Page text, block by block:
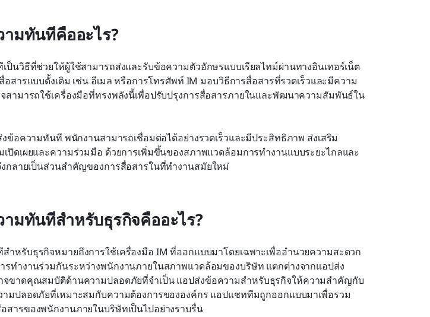
ามทันทีคืออะไร?
ป็นวิธีที่ช่วยให้ผู้ใช้สามารถส่งและรับข้อความตัวอักษรแบบเรียลไทม์ผ่านทางอินเทอร์เน็ต
อสารแบบดั้งเดิม เช่น อีเมล หรือการโทรศัพท์ IM มอบวิธีการสื่อสารที่รวดเร็วและมีความ
สามารถใช้เครื่องมือที่ทรงพลังนี้เพื่อปรับปรุงการสื่อสารภายในและพัฒนาความสัมพันธ์ใน
งข้อความทันที พนักงานสามารถเชื่อมต่อได้อย่างรวดเร็วและมีประสิทธิภาพ ส่งเสริม
ปิดเผยและความร่วมมือ ด้วยการเพิ่มขึ้นของสภาพแวดล้อมการทำงานแบบระยะไกลและ
กลายเป็นส่วนสำคัญของการสื่อสารในที่ทำงานสมัยใหม่
ามทันทีสำหรับธุรกิจคืออะไร?
ำหรับธุรกิจหมายถึงการใช้เครื่องมือ IM ที่ออกแบบมาโดยเฉพาะเพื่ออำนวยความสะดวก
รทำงานร่วมกันระหว่างพนักงานภายในสภาพแวดล้อมของบริษัท แตกต่างจากแอปส่ง
ขาดคุณสมบัติด้านความปลอดภัยที่จำเป็น แอปส่งข้อความสำหรับธุรกิจให้ความสำคัญกับ
มปลอดภัยที่เหมาะสมกับความต้องการขององค์กร แอปแชททีมถูกออกแบบมาเพื่อรวม
สารของพนักงานภายในบริษัทเป็นไปอย่างราบรื่น